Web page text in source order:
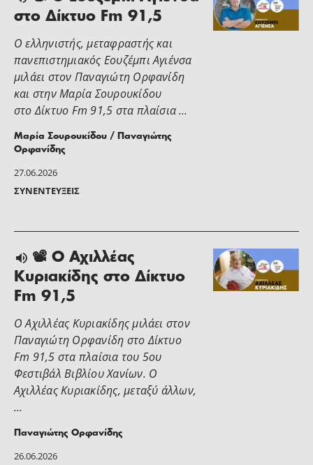
27.06.2026
ΣΥΝΕΝΤΕΎΞΕΙΣ
στο Δίκτυο Fm 91,5
Ο ελληνιστής, μεταφραστής και
πανεπιστημιακός Εουζέμπι Αγιένσα
μιλάει στον Παναγιώτη Ορφανίδη
και στην Μαρία Σουρουκίδου
στο Δίκτυο Fm 91,5 στα πλαίσια …
Μαρία Σουρουκίδου / Παναγιώτης
Ορφανίδης
26.06.2026
📽 Ο Αχιλλέας
Κυριακίδης στο Δίκτυο
Fm 91,5
Ο Αχιλλέας Κυριακίδης μιλάει στον
Παναγιώτη Ορφανίδη στο Δίκτυο
Fm 91,5 στα πλαίσια του 5ου
Φεστιβάλ Βιβλίου Χανίων. Ο
Αχιλλέας Κυριακίδης, μεταξύ άλλων,
…
Παναγιώτης Ορφανίδης